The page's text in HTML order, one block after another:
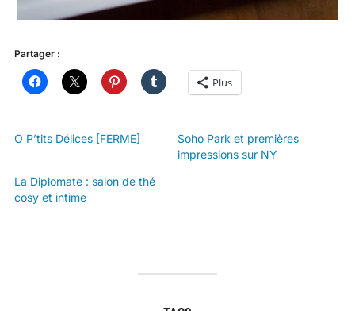
Partager :
Plus
O P’tits Délices [FERME]
Soho Park et premières
impressions sur NY
La Diplomate : salon de thé
cosy et intime